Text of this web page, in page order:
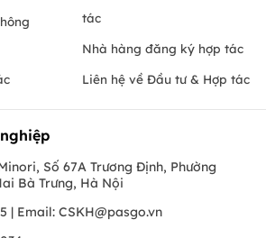
tác
Nhà hàng đăng ký hợp tác
Liên hệ về Đầu tư & Hợp tác
Số 67A Trương Định, Phường
Bà Trưng, Hà Nội
| Email: CSKH@pasgo.vn